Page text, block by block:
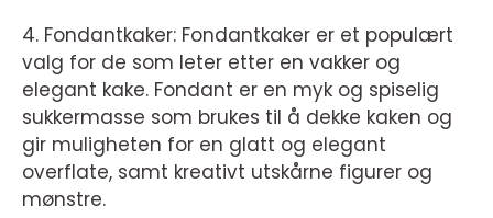
4. Fondantkaker: Fondantkaker er et populært
valg for de som leter etter en vakker og
elegant kake. Fondant er en myk og spiselig
sukkermasse som brukes til å dekke kaken og
gir muligheten for en glatt og elegant
overflate, samt kreativt utskårne figurer og
mønstre.